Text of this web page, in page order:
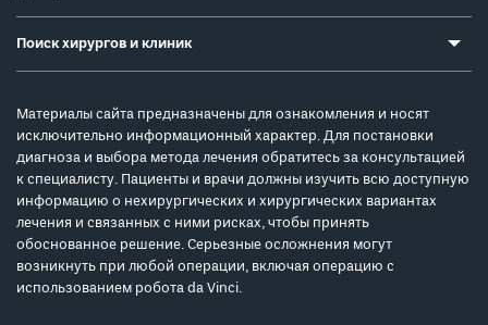
Поиск хирургов и клиник
Материалы сайта предназначены для ознакомления и носят
исключительно информационный характер. Для постановки
диагноза и выбора метода лечения обратитесь за консультацией
к специалисту. Пациенты и врачи должны изучить всю доступную
информацию о нехирургических и хирургических вариантах
лечения и связанных с ними рисках, чтобы принять
обоснованное решение. Серьезные осложнения могут
возникнуть при любой операции, включая операцию с
использованием робота da Vinci.